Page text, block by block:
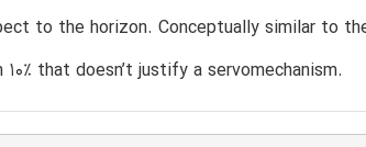
to the horizon. Conceptually similar to
10% that doesn’t justify a servomechanism.